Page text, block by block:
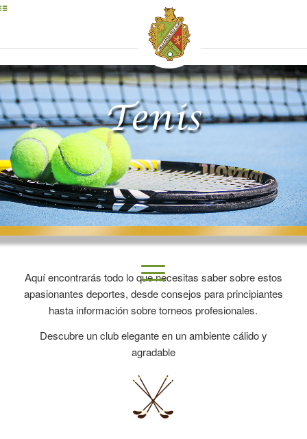
Tenis
Aquí encontrarás todo lo que necesitas saber sobre estos
apasionantes deportes, desde consejos para principiantes
hasta información sobre torneos profesionales.
Descubre un club elegante en un ambiente cálido y
agradable